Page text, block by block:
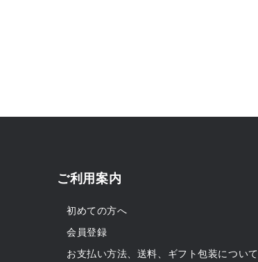
ご利用案内
初めての方へ
会員登録
お支払い方法、送料、ギフト包装について